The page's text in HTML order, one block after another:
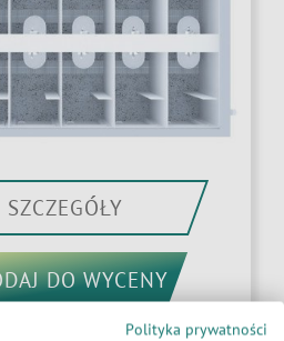
SZCZEGÓŁY
DO WYCENY
Polityka prywatności